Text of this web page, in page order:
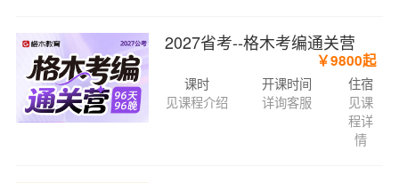
2027省考--格木考编通关营
￥9800起
课时
见课程介绍
开课时间
详询客服
住宿
见课
程详
情